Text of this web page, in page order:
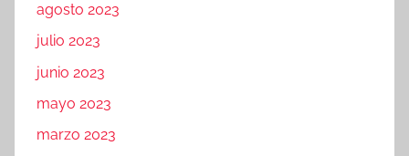
agosto 2023
julio 2023
junio 2023
mayo 2023
marzo 2023